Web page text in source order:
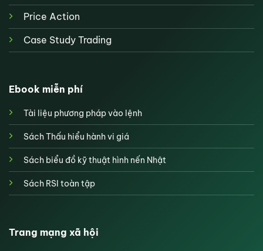
Price Action
Case Study Trading
Ebook miễn phí
Tài liệu phương pháp vào lệnh
Sách Thấu hiểu hành vi giá
Sách biểu đồ kỹ thuật hình nến Nhật
Sách RSI toàn tập
Trang mạng xã hội